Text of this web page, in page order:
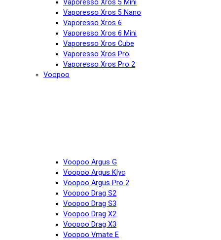
Vaporesso Xros 5 Mini
Vaporesso Xros 5 Nano
Vaporesso Xros 6
Vaporesso Xros 6 Mini
Vaporesso Xros Cube
Vaporesso Xros Pro
Vaporesso Xros Pro 2
Voopoo
Voopoo Argus G
Voopoo Argus Klyc
Voopoo Argus Pro 2
Voopoo Drag S2
Voopoo Drag S3
Voopoo Drag X2
Voopoo Drag X3
Voopoo Vmate E